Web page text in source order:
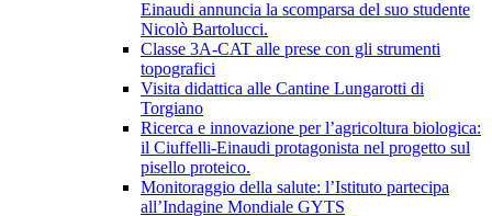
Einaudi annuncia la scomparsa del suo studente
Nicolò Bartolucci.
Classe 3A-CAT alle prese con gli strumenti
topografici
Visita didattica alle Cantine Lungarotti di
Torgiano
Ricerca e innovazione per l’agricoltura biologica:
il Ciuffelli-Einaudi protagonista nel progetto sul
pisello proteico.
Monitoraggio della salute: l’Istituto partecipa
all’Indagine Mondiale GYTS